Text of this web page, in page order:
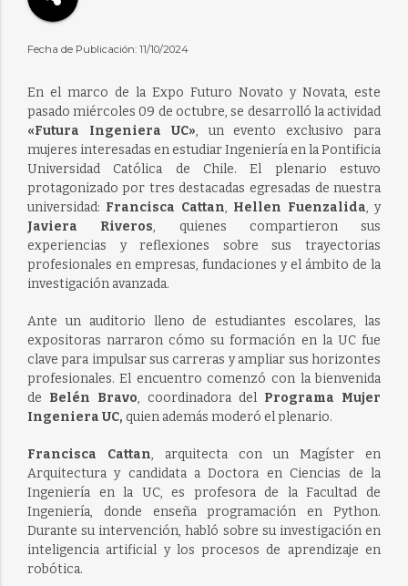
Fecha de Publicación: 11/10/2024
En el marco de la Expo Futuro Novato y Novata, este
pasado miércoles 09 de octubre, se desarrolló la actividad
«Futura Ingeniera UC», un evento exclusivo para
mujeres interesadas en estudiar Ingeniería en la Pontificia
Universidad Católica de Chile. El plenario estuvo
protagonizado por tres destacadas egresadas de nuestra
universidad: Francisca Cattan, Hellen Fuenzalida, y
Javiera Riveros, quienes compartieron sus
experiencias y reflexiones sobre sus trayectorias
profesionales en empresas, fundaciones y el ámbito de la
investigación avanzada.
Ante un auditorio lleno de estudiantes escolares, las
expositoras narraron cómo su formación en la UC fue
clave para impulsar sus carreras y ampliar sus horizontes
profesionales. El encuentro comenzó con la bienvenida
de Belén Bravo, coordinadora del Programa Mujer
Ingeniera UC, quien además moderó el plenario.
Francisca Cattan, arquitecta con un Magíster en
Arquitectura y candidata a Doctora en Ciencias de la
Ingeniería en la UC, es profesora de la Facultad de
Ingeniería, donde enseña programación en Python.
Durante su intervención, habló sobre su investigación en
inteligencia artificial y los procesos de aprendizaje en
robótica.